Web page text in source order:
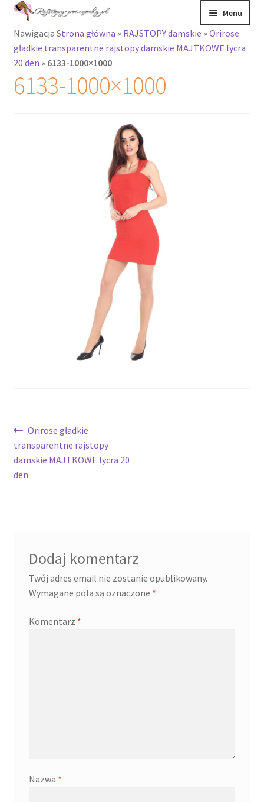
Przejdź
nawigacji
Przejdź
treści
Menu
Rajstopy
Rozwiń
menu
potomne
potomne
Nawigacja Strona główna » RAJSTOPY damskie »Orirose
gładkie transparentne rajstopy damskie MAJTKOWE lycra
20 den » 6133-1000×1000
6133-1000×1000
Nawigacja
wpisu
Poprzedni
wpis:
Orirose gładkie
transparentne rajstopy
damskie MAJTKOWE lycra 20
den
Dodaj komentarz
Twój adres email nie zostanie opublikowany.
Wymagane pola są oznaczone *
Komentarz *
Nazwa *